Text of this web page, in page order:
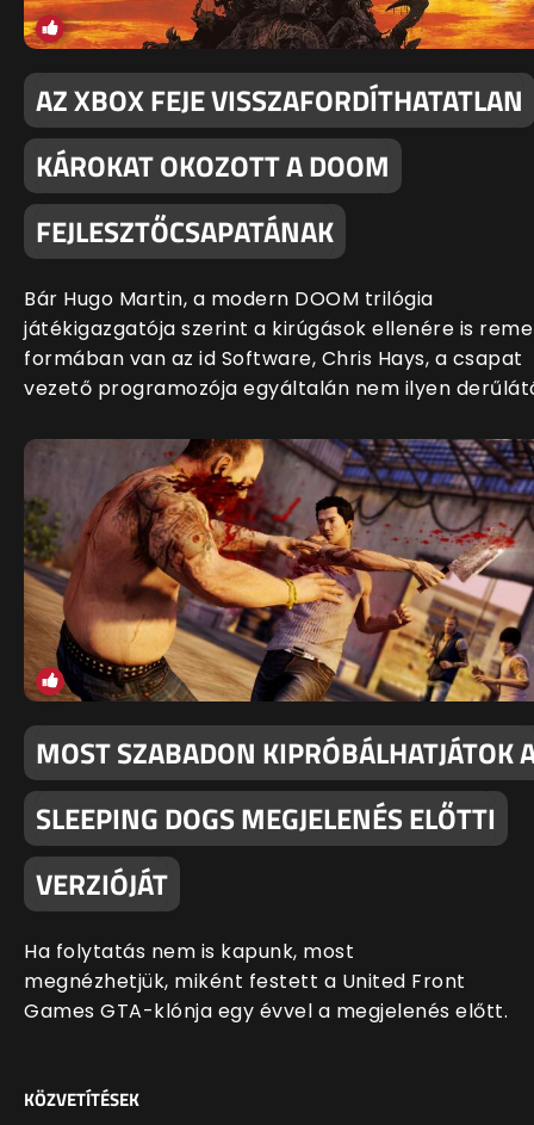
AZ XBOX FEJE VISSZAFORDÍTHATATLAN
KÁROKAT OKOZOTT A DOOM
FEJLESZTŐCSAPATÁNAK
Bár Hugo Martin, a modern DOOM trilógia
játékigazgatója szerint a kirúgások ellenére is
formában van az id Software, Chris Hays, a csapat
vezető programozója egyáltalán nem ilyen
MOST SZABADON KIPRÓBÁLHATJÁTOK
SLEEPING DOGS MEGJELENÉS ELŐTTI
VERZIÓJÁT
Ha folytatás nem is kapunk, most
megnézhetjük, miként festett a United Front
Games GTA-klónja egy évvel a megjelenés előtt.
KÖZVETÍTÉSEK